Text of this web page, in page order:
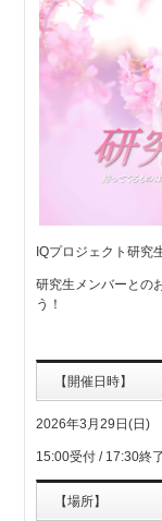
IQプロジェクト研究
研究生メンバーとの
う！
【開催日時】
2026年3月29日(日)
15:00受付 / 17:30終
【場所】